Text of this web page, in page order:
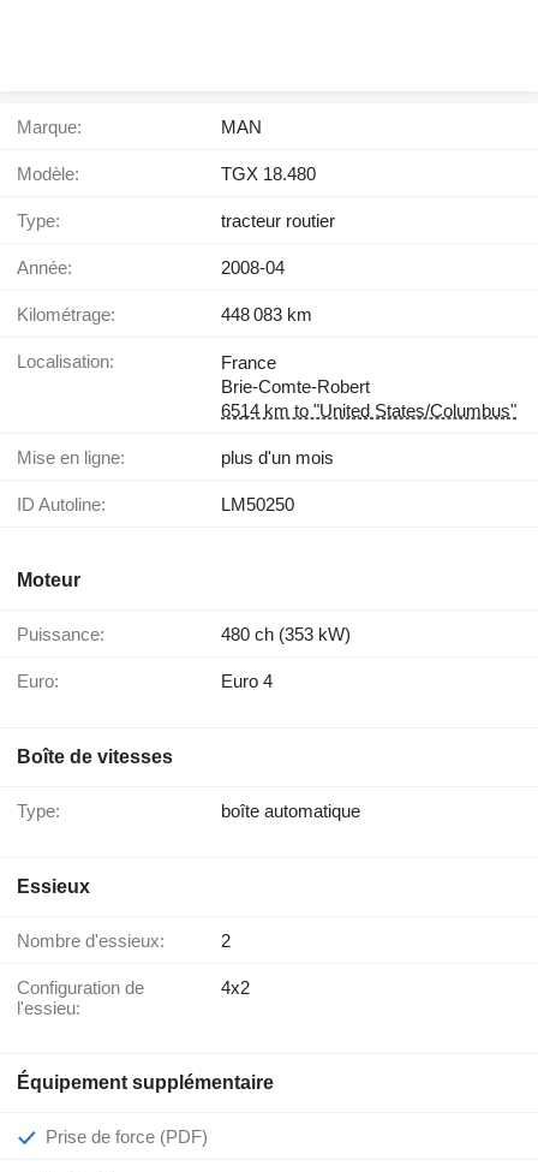
Marque: MAN
Modèle: TGX 18.480
Type: tracteur routier
Année: 2008-04
Kilométrage: 448 083 km
Localisation:
France
Brie-Comte-Robert
6514 km to "United States/Columbus"
Mise en ligne: plus d'un mois
ID Autoline: LM50250
Moteur
Puissance: 480 ch (353 kW)
Euro: Euro 4
Boîte de vitesses
Type: boîte automatique
Essieux
Nombre d'essieux: 2
Configuration de
l'essieu:
4x2
Équipement supplémentaire
Prise de force (PDF)